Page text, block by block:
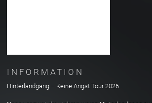
INFORMATION
Hinterlandgang – Keine Angst Tour 2026